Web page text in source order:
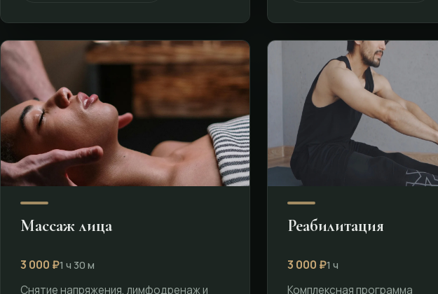
Массаж лица
3 000 ₽1 ч 30 м
Снятие напряжения, лимфодренаж и
Реабилитация
3 000 ₽1 ч
Комплексная программа